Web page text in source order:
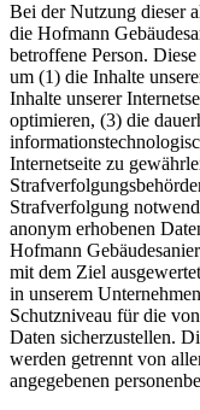
Bei der Nutzung dieser
die Hofmann
betroffene Person.
um (1) die Inhalte
Inhalte unserer
optimieren, (3) die
Internetseite zu
Strafverfolgung
anonym erhobenen
Hofmann
mit dem Ziel
in unserem
Schutzniveau für die
Daten sicherzustellen.
werden getrennt von
angegebenen